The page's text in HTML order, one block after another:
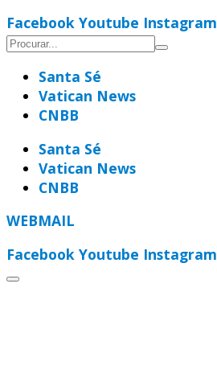
Facebook Youtube Instagram
Santa Sé
Vatican News
CNBB
Santa Sé
Vatican News
CNBB
WEBMAIL
Facebook Youtube Instagram